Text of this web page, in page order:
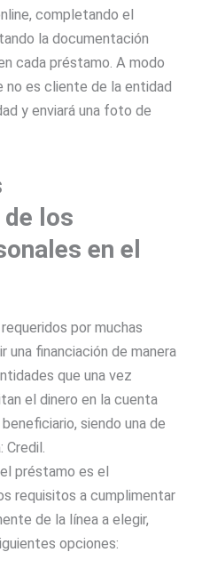
completando el
la documentación
cada préstamo. A modo
no es cliente de la entidad
y enviará una foto de
los
en el
por muchas
una financiación de manera
que una vez
el dinero en la cuenta
siendo una de
Credil.
préstamo es el
requisitos a cumplimentar
de la línea a elegir,
opciones: